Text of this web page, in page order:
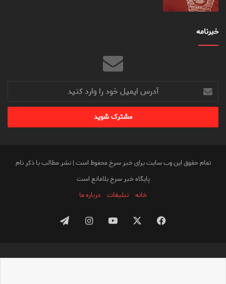
خبرنامه
آدرس
ایمیل
خود
وارد
تمام حقوق این وب سایت برای خبر سرخ محفوظ است | نشر مطالب با ذکر نام
پایگاه خبر سرخ بلامانع است
خانه
تبلیغات درباره ما
فیس
یوتیوباینستاگرامتلگرام